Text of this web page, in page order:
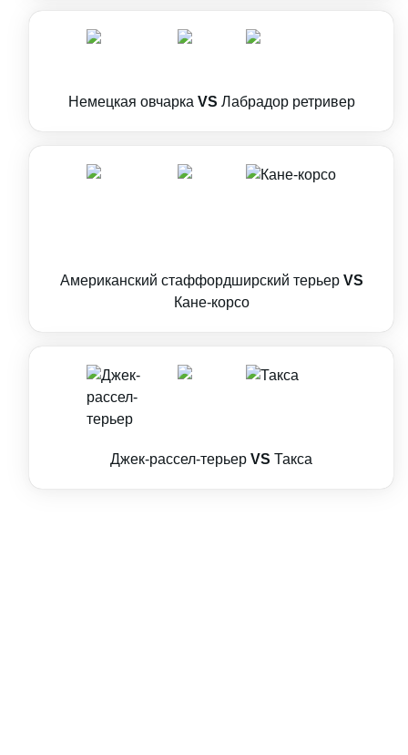
Немецкая овчарка VS Лабрадор ретривер
Американский стаффордширский терьер VS
Кане-корсо
Джек-рассел-терьер VS Такса